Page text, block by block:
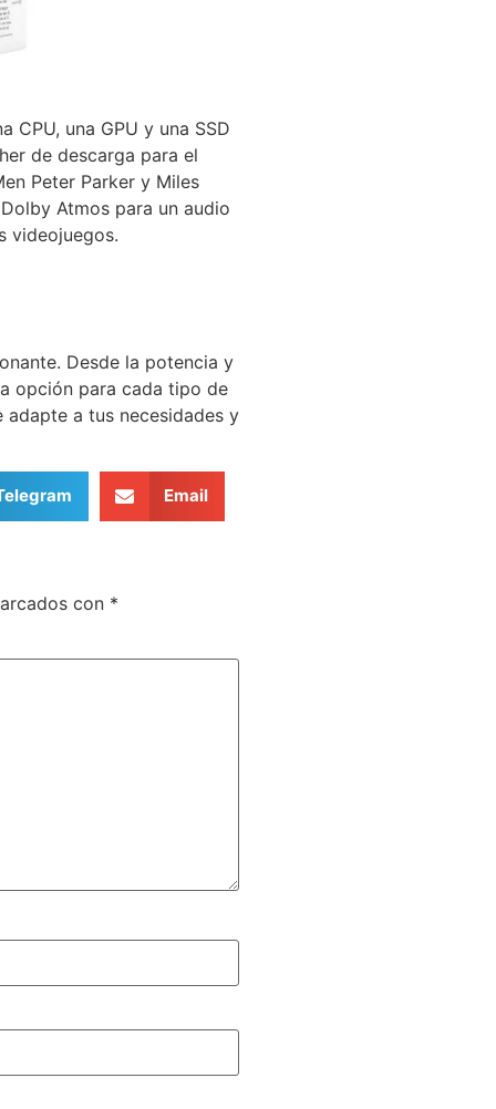
una GPU y una SSD
de descarga para el
Peter Parker y Miles
Atmos para un audio
videojuegos.
Desde la potencia y
opción para cada tipo de
adapte a tus necesidades y
Email
con *